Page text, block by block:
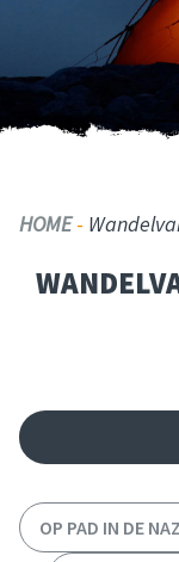
HOME-
OP PAD IN DE